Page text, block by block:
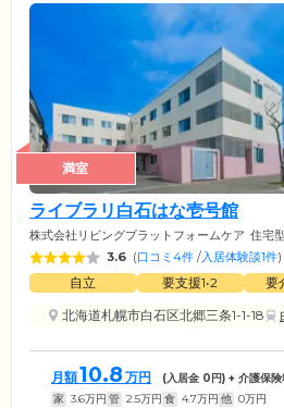
満室
ライブラリ白石はな壱号館
株式会社リビングプラットフォームケア 住宅
3.6 (口コミ4件 /入居体験談1件)
自立 要支援1•2 要
北海道札幌市白石区北郷三条1-1-18
月額10.8 万円 (入居金 0円) + 介護保険
家 3.6万円 管 2.5万円 食 4.7万円 他 0万円